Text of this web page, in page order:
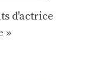
d'actrice
»